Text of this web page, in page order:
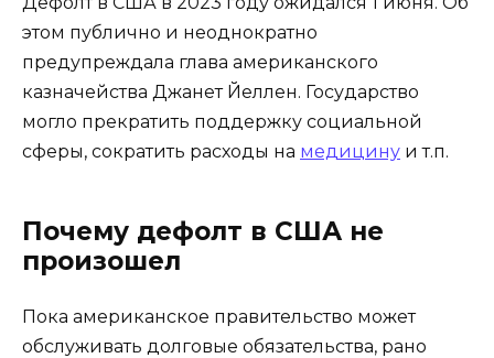
этом публично и неоднократно
предупреждала глава американского
казначейства Джанет Йеллен. Государство
могло прекратить поддержку социальной
сферы, сократить расходы на медицину и т.п.
Почему дефолт в США не
произошел
Пока американское правительство может
обслуживать долговые обязательства, рано